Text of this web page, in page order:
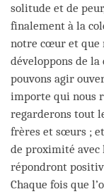
solitude et de
finalement à la
notre cœur et que
développons de la
pouvons agir
importe qui nous
regarderons tout
frères et sœurs ;
de proximité avec
répondront
Chaque fois que